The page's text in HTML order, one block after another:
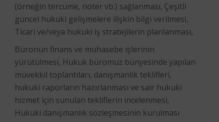
(örneğin tercüme, noter vb.) sağlanması, Çeşitli
güncel hukuki gelişmelere ilişkin bilgi verilmesi,
Ticari ve/veya hukuki iş stratejilerin planlanması,
Büronun finans ve muhasebe işlerinin
yürütülmesi, Hukuk büromuz bünyesinde yapılan
müvekkil toplantıları, danışmanlık teklifleri,
hukuki raporların hazırlanması ve sair hukuki
hizmet için sunulan tekliflerin incelenmesi,
Hukuki danışmanlık sözleşmesinin kurulması